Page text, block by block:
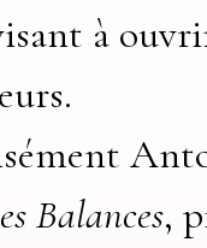
à
Balances,